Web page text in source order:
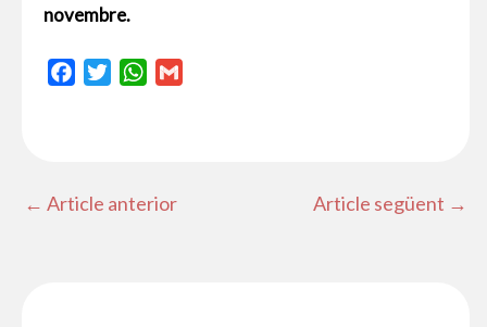
novembre.
o
e
W
A
← Article anterior Article següent →